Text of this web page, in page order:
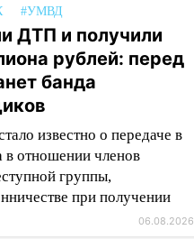
областной
приговор
за
млн рублей
легкой
на
#УМВД
ДТП и получили
рублей: перед
банда
известно о передаче в
в отношении членов
группы,
при получении
06.08.2026